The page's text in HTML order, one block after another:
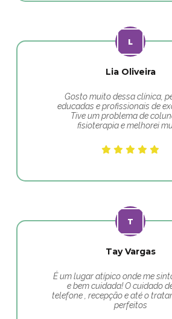
Lia Oliveira
Gosto muito dessa clínica,
educadas e profissionais de
Tive um problema de
fisioterapia e melhorei
Tay Vargas
É um lugar atípico onde me
e bem cuidada! O cuidado
telefone , recepção e até o
perfeitos